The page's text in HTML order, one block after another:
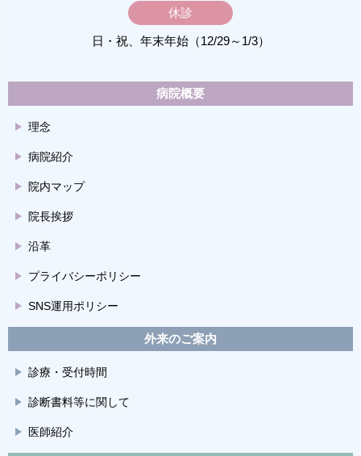
休診
日・祝、年末年始（12/29～1/3）
病院概要
理念
病院紹介
院内マップ
院長挨拶
沿革
プライバシーポリシー
SNS運用ポリシー
外来のご案内
診療・受付時間
診断書料等に関して
医師紹介